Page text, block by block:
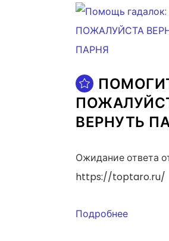
ВЕРНУТЬ
Ожидание ответа
https://toptaro.ru/
Подробнее